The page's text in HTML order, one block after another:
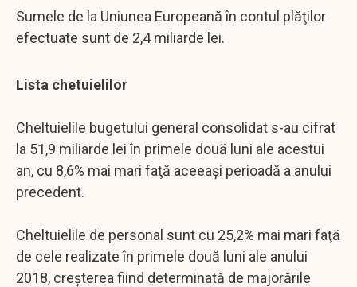
Sumele de la Uniunea Europeană în contul plăţilor
efectuate sunt de 2,4 miliarde lei.
Lista chetuielilor
Cheltuielile bugetului general consolidat s-au cifrat
la 51,9 miliarde lei în primele două luni ale acestui
an, cu 8,6% mai mari faţă aceeaşi perioadă a anului
precedent.
Cheltuielile de personal sunt cu 25,2% mai mari faţă
de cele realizate în primele două luni ale anului
2018, creşterea fiind determinată de majorările